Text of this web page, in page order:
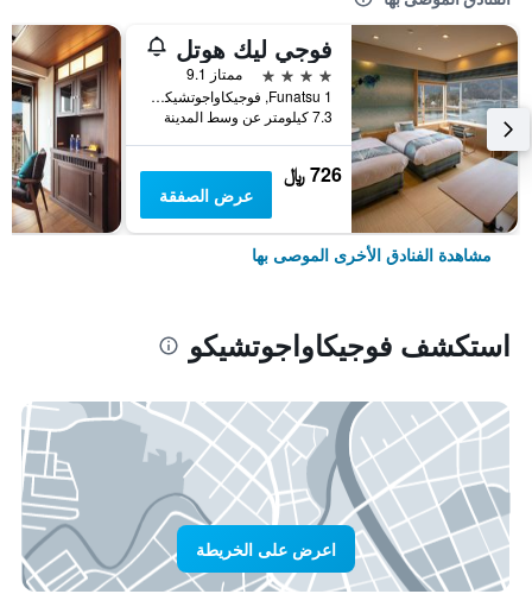
فوجي ليك هوتل
4 نجوم
ممتاز 9.1
Funatsu 1, فوجيكاواجوتشيكو, اليابان
7.3 كيلومتر عن وسط المدينة
726 ﷼
عرض الصفقة
مشاهدة الفنادق الأخرى الموصى بها
استكشف فوجيكاواجوتشيكو
اعرض على الخريطة